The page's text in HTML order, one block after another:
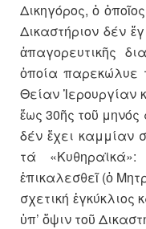
Δικηγόρος, ὁ
Δικαστήριον δέν
ἀπαγορευτικῆς
ὁποία παρεκώλυε
Θείαν Ἱερουργίαν
ἕως 30ῆς τοῦ
δέν ἔχει καμμίαν
τά
ἐπικαλεσθεῖ (ὁ
σχετική
ὑπ’ ὄψιν τοῦ